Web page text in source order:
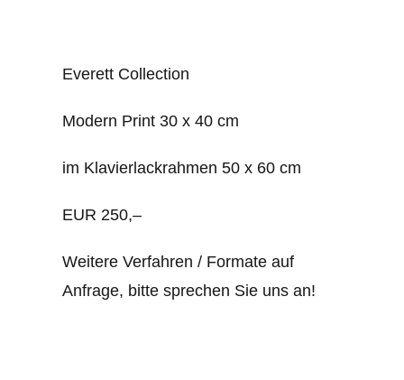
Everett Collection
Modern Print 30 x 40 cm
im Klavierlackrahmen 50 x 60 cm
EUR 250,–
Weitere Verfahren / Formate auf
Anfrage, bitte sprechen Sie uns an!